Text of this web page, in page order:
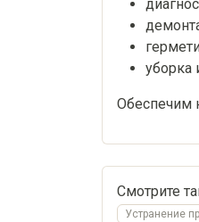
уборка
Обеспечим
Смотрите
Устранение